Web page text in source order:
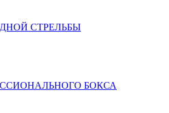
СТРЕЛЬБЫ
БОКСА